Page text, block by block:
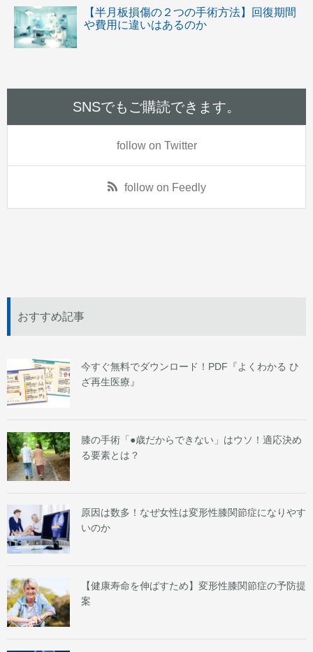
【半月板損傷の２つの手術方法】回復期間
や費用に違いはあるのか
SNSでもご購読できます。
follow on Twitter
follow on Feedly
おすすめ記事
今すぐ無料でダウンロード！PDF『よくわかる ひ
ざ再生医療』
膝の手術「●歳だからできない」はウソ！適応決め
る要素とは？
原因は数多！なぜ女性は変形性膝関節症になりやす
いのか
【健康寿命を伸ばすため】変形性膝関節症の予防提
案